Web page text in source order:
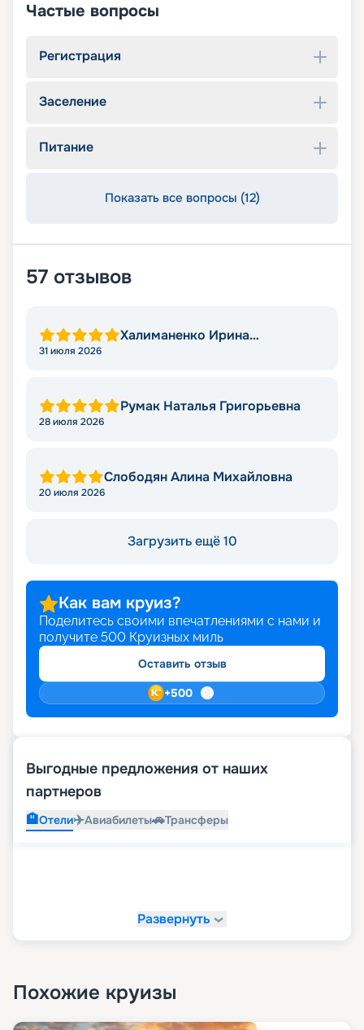
Частые вопросы
Регистрация
Заселение
Питание
Показать все вопросы (12)
57 отзывов
Халиманенко Ирина
31 июля 2026
Румак Наталья Григорьевна
28 июля 2026
Слободян Алина Михайловна
20 июля 2026
Загрузить ещё 10
Как вам круиз?
Поделитесь своими впечатлениями с нами и
получите 500 Круизных миль
Оставить отзыв
+500
Выгодные предложения от наших
партнеров
🏨Отели✈️Авиабилеты🚗Трансферы
Развернуть
Похожие круизы